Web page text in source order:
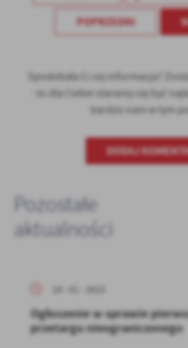
POPRZEDNI
Spodobała Ci się informacja?
- to dla Ciebie staramy się być
bardzo nam w tym
DODAJ
Pozostałe
aktualności
24 - 01 - 2023
Ogłoszenie w sprawie
przetargu nieograniczonego